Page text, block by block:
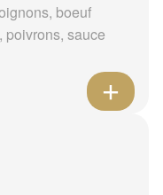
boeuf
poivrons, sauce